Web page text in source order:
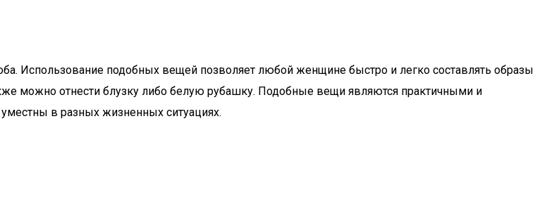
Использование подобных вещей позволяет любой женщине быстро и легко составлять образы
можно отнести блузку либо белую рубашку. Подобные вещи являются практичными и
в разных жизненных ситуациях.